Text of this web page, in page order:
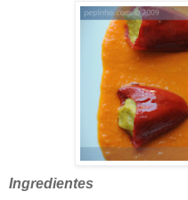
Ingredientes